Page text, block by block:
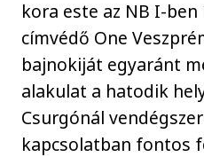
kora este az NB I-
címvédő One
bajnokiját egyaránt
alakulat a hatodik
Csurgónál
kapcsolatban fontos